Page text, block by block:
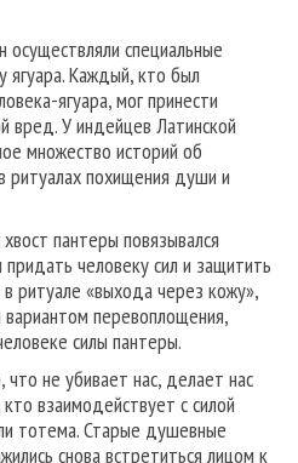
специальные
ягуара. Каждый, кто был
ягуара, мог принести
вред. У индейцев Латинской
множество историй об
ритуалах похищения души и
пантеры повязывался
человеку сил и защитить
ритуале «выхода через кожу»,
вариантом перевоплощения,
силы пантеры.
не убивает нас, делает нас
взаимодействует с силой
тотема. Старые душевные
снова встретиться лицом к